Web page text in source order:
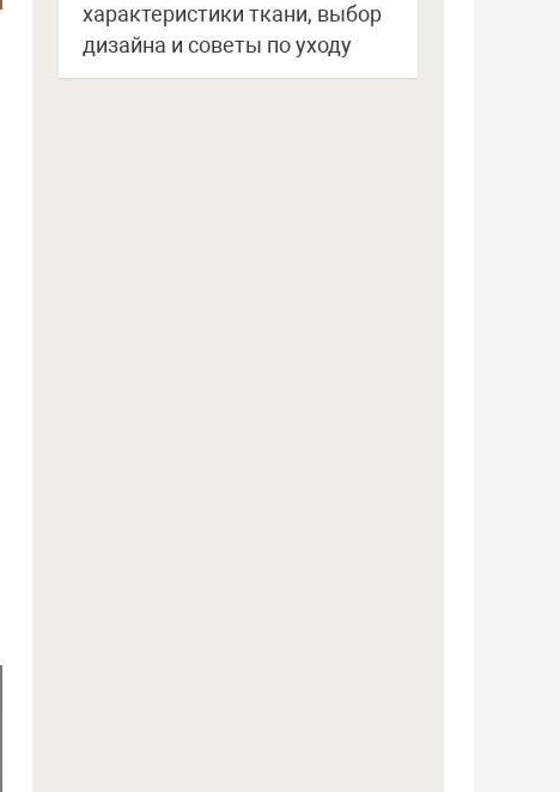
характеристики ткани, выбор
дизайна и советы по уходу